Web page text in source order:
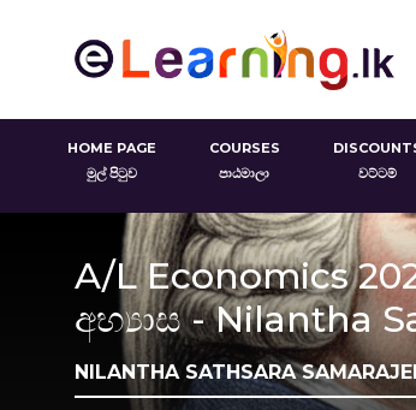
HOME PAGE
මුල් පිටුව
COURSES
පාඨමාලා
වට්ටම්
A/L Economics
අභ්‍යාස - Nilantha
NILANTHA SATHSARA